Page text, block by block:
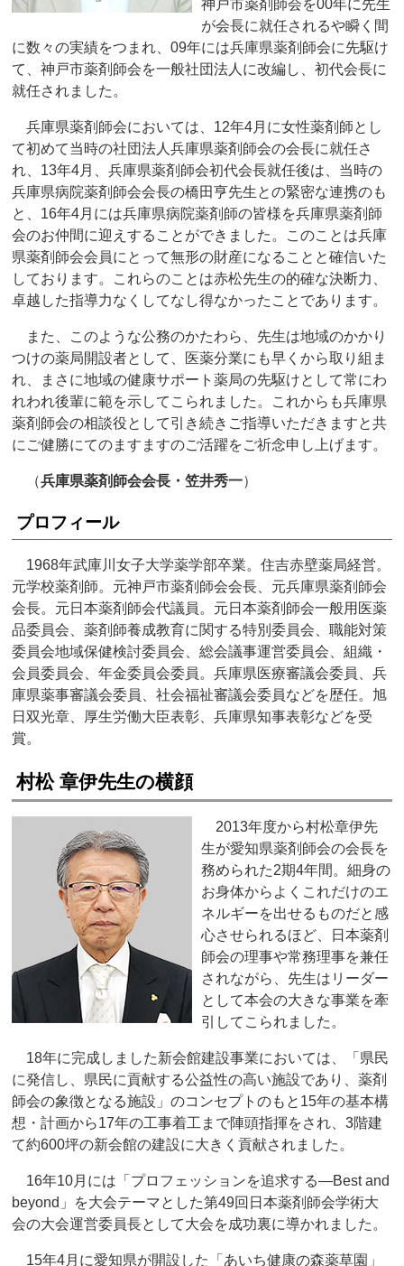
神戸市薬剤師会を00年に先生
が会長に就任されるや瞬く間
に数々の実績をつまれ、09年には兵庫県薬剤師会に先駆け
て、神戸市薬剤師会を一般社団法人に改編し、初代会長に
就任されました。
兵庫県薬剤師会においては、12年4月に女性薬剤師とし
て初めて当時の社団法人兵庫県薬剤師会の会長に就任さ
れ、13年4月、兵庫県薬剤師会初代会長就任後は、当時の
兵庫県病院薬剤師会会長の橋田亨先生との緊密な連携のも
と、16年4月には兵庫県病院薬剤師の皆様を兵庫県薬剤師
会のお仲間に迎えすることができました。このことは兵庫
県薬剤師会会員にとって無形の財産になることと確信いた
しております。これらのことは赤松先生の的確な決断力、
卓越した指導力なくしてなし得なかったことであります。
また、このような公務のかたわら、先生は地域のかかり
つけの薬局開設者として、医薬分業にも早くから取り組ま
れ、まさに地域の健康サポート薬局の先駆けとして常にわ
れわれ後輩に範を示してこられました。これからも兵庫県
薬剤師会の相談役として引き続きご指導いただきますと共
にご健勝にてのますますのご活躍をご祈念申し上げます。
（兵庫県薬剤師会会長・笠井秀一）
プロフィール
1968年武庫川女子大学薬学部卒業。住吉赤壁薬局経営。
元学校薬剤師。元神戸市薬剤師会会長、元兵庫県薬剤師会
会長。元日本薬剤師会代議員。元日本薬剤師会一般用医薬
品委員会、薬剤師養成教育に関する特別委員会、職能対策
委員会地域保健検討委員会、総会議事運営委員会、組織・
会員委員会、年金委員会委員。兵庫県医療審議会委員、兵
庫県薬事審議会委員、社会福祉審議会委員などを歴任。旭
日双光章、厚生労働大臣表彰、兵庫県知事表彰などを受
賞。
村松 章伊先生の横顔
2013年度から村松章伊先
生が愛知県薬剤師会の会長を
務められた2期4年間。細身の
お身体からよくこれだけのエ
ネルギーを出せるものだと感
心させられるほど、日本薬剤
師会の理事や常務理事を兼任
されながら、先生はリーダー
として本会の大きな事業を牽
引してこられました。
18年に完成しました新会館建設事業においては、「県民
に発信し、県民に貢献する公益性の高い施設であり、薬剤
師会の象徴となる施設」のコンセプトのもと15年の基本構
想・計画から17年の工事着工まで陣頭指揮をされ、3階建
て約600坪の新会館の建設に大きく貢献されました。
16年10月には「プロフェッションを追求する―Best and
beyond」を大会テーマとした第49回日本薬剤師会学術大
会の大会運営委員長として大会を成功裏に導かれました。
15年4月に愛知県が開設した「あいち健康の森薬草園」